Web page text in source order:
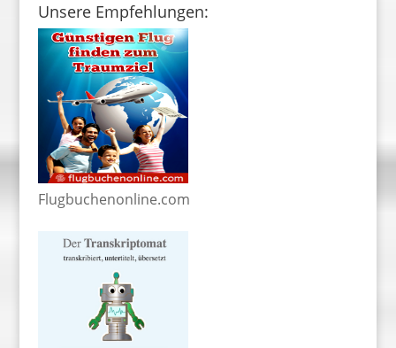
Unsere Empfehlungen:
Flugbuchenonline.com